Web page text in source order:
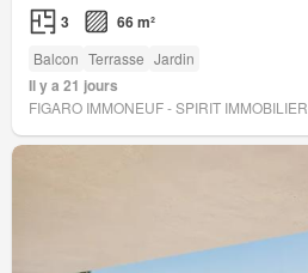
3 66 m²
Balcon Terrasse Jardin
Il y a 21 jours
FIGARO IMMONEUF - SPIRIT IMMOBILIER